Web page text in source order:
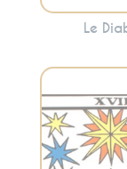
Le
Incarne